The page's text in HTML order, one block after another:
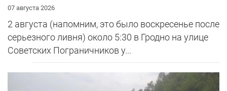
07 августа 2026
2 августа (напомним, это было воскресенье после
серьезного ливня) около 5:30 в Гродно на улице
Советских Пограничников у...